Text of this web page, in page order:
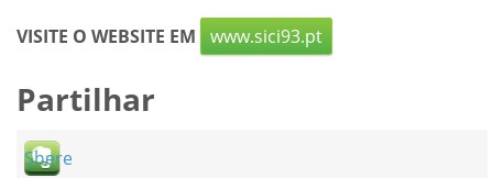
VISITE O WEBSITE EM www.sici93.pt
Partilhar
Shere